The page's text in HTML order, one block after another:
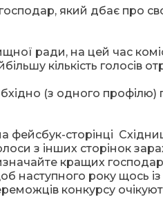
який дбає про
ради, на цей час
кількість голосів
(з одного
фейсбук-сторінці
з інших сторінок
кращих
наступного року щось
конкурсу